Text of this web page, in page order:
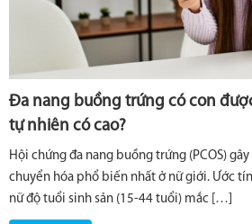
Đa nang buồng trứng có con
tự nhiên có cao?
Hội chứng đa nang buồng trứng (PCOS)
chuyển hóa phổ biến nhất ở nữ giới. Ước
nữ độ tuổi sinh sản (15-44 tuổi) mắc […]